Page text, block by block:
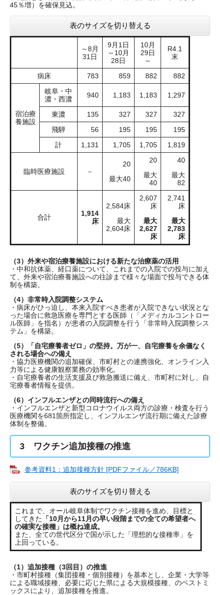
45％増）を確保見込。
表のサイズを切り替える
～8月
31日
9月1日
～10月
28日
10月
29日
～
R4.1
末
病床 783 859 882 882
宿泊療
養施設
岐阜・中
濃・西濃
940 1,183 1,183 1,297
東濃 135 327 327
327
飛騨
56 195 195
195
計
1,131 1,705 1,705 1,819
臨時医療施設 －
20
最大40
20
最大
40
40
最大
82
合計
1,914
床
2,584床
最大
2,604床
2,607
床
最大
2,627
床
2,741
床
最大
2,783
床
（3）外来や宿泊療養施設における新たな治療薬の活用
・中和抗体薬、経口薬について、これまでの入院での投与に加え
て、外来や宿泊療養施設への往診まで様々な場面で投与できる体
制を構築。
（4）非常時入院調整システム
・病床がひっ迫し、本来入院すべき患者が入院できない状況とな
った場合に救急医療を専門とする医師（「メディカルコントロー
ル医師」を指名）が患者の入院調整を行う「非常時入院調整シス
テム」を構築。
（5）「自宅療養者ゼロ」の堅持。万が一、自宅療養を余儀なく
される場合への備え
・協力医療機関の追加確保、市町村との連携強化、オンライン入
力等による健康観察業務の効率化。
・自宅療養者の生活支援及び救急搬送に備え、市町村に対し、自
宅療養者情報を提供。
（6）インフルエンザとの同時流行への備え
・インフルエンザと新型コロナウイルス両方の診療・検査を行う
医療機関を681箇所指定し、インフルエンザ流行期に備えた診療
体制を整備。
3 ワクチン追加接種の推進
参考資料1：追加接種方針 [PDFファイル／786KB]
表のサイズを切り替える
これまで、オール岐阜体制でワクチン接種を進め、目標と
してきた 「10月から11月の早い段階までの全ての希望者へ
の確実な接種」は概ね達成。
また、全ての世代区分で国が示した「理想的な接種率」を
上回っている。
（1）追加接種（3回目）の推進
・市町村接種（集団接種・個別接種）を基本とし、企業・大学等
による職域接種、必要に応じた県による大規模接種、のベストミ
ックスにより、追加接種を推進。